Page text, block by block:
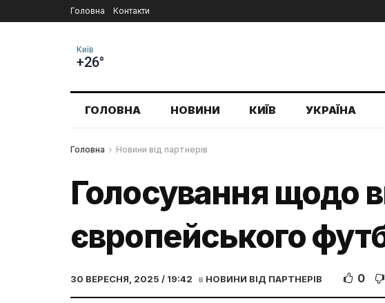
Головна Контакти
Київ
+26°
ГОЛОВНА НОВИНИ КИЇВ УКРАЇНА
Головна Новини від партнерів
Голосування щодо
європейського
30 ВЕРЕСНЯ, 2025 / 19:42 в НОВИНИ ВІД ПАРТНЕРІВ 0